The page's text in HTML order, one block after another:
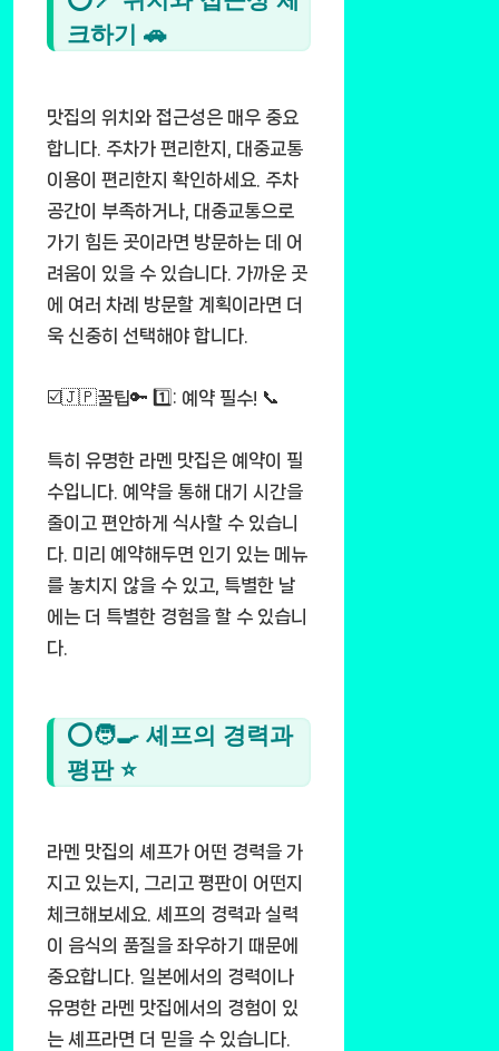
크하기 🚗
맛집의 위치와 접근성은 매우 중요
합니다. 주차가 편리한지, 대중교통
이용이 편리한지 확인하세요. 주차
공간이 부족하거나, 대중교통으로
가기 힘든 곳이라면 방문하는 데 어
려움이 있을 수 있습니다. 가까운 곳
에 여러 차례 방문할 계획이라면 더
욱 신중히 선택해야 합니다.
☑️🇯🇵꿀팁🔑 1️⃣: 예약 필수! 📞
특히 유명한 라멘 맛집은 예약이 필
수입니다. 예약을 통해 대기 시간을
줄이고 편안하게 식사할 수 있습니
다. 미리 예약해두면 인기 있는 메뉴
를 놓치지 않을 수 있고, 특별한 날
에는 더 특별한 경험을 할 수 있습니
다.
⭕🧑‍🍳 셰프의 경력과
평판 ⭐
라멘 맛집의 셰프가 어떤 경력을 가
지고 있는지, 그리고 평판이 어떤지
체크해보세요. 셰프의 경력과 실력
이 음식의 품질을 좌우하기 때문에
중요합니다. 일본에서의 경력이나
유명한 라멘 맛집에서의 경험이 있
는 셰프라면 더 믿을 수 있습니다.